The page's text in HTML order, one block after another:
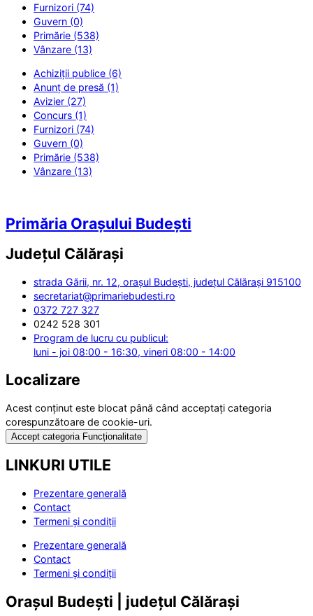
Furnizori (74)
Guvern (0)
Primărie (538)
Vânzare (13)
Achiziții publice (6)
Anunț de presă (1)
Avizier (27)
Concurs (1)
Furnizori (74)
Guvern (0)
Primărie (538)
Vânzare (13)
Primăria Orașului Budești
Județul Călărași
strada Gării, nr. 12, orașul Budești, județul Călărași 915100
secretariat@primariebudesti.ro
0372 727 327
0242 528 301
Program de lucru cu publicul:
luni - joi 08:00 - 16:30, vineri 08:00 - 14:00
Localizare
Acest conținut este blocat până când acceptați categoria
corespunzătoare de cookie-uri.
Accept categoria Funcționalitate
LINKURI UTILE
Prezentare generală
Contact
Termeni și condiții
Prezentare generală
Contact
Termeni și condiții
Orașul Budești | județul Călărași